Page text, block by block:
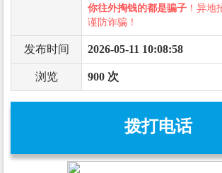
你往外掏钱的都是骗子 ！异地
谨防诈骗！
发布时间 2026-05-11 10:08:58
浏览 900 次
拨打电话